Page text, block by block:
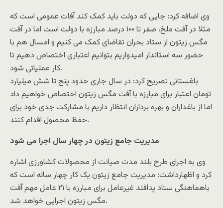
وی اضافه کرد: جایی که دولت باید کمک کند آفات عمومی است که
مثلا در آفت ملخ، صفر تا ۱۰۰ درصد مبارزه با دولت است اما در آفت
مگس زیتون از ستاد بحران تقاضای کمک می کنیم و امسال هم با
حضور سه استاندار امیدواریم بتوانیم اعتباری اختصاص دهیم تا
کار عملیاتی شود.
باغستانی تصریح کرد: در سال جاری حدود پنج تا شش میلیارد
تومان اعتبار برای مبارزه با آفت مگس زیتون اختصاص خواهیم داد
اما از باغداران و بهره برداران انتظار داریم با مشارکت جدی خود برای
حفظ محصول اقدام کنند.
مدیریت جامع زیتون در چهار سال اجرا می شود
وی به اجرای طرح بلند مدت صیانت از محصولات کشاورزی اشاره
کرد و اظهارداشت: مدیریت جامع زیتون یک کار چهار ساله است که
باهماهنگی ستاد پدافند غیرعامل برای مبارزه با ۲۱ عامل مهم آفت
مگس زیتون اجرایی خواهد شد.